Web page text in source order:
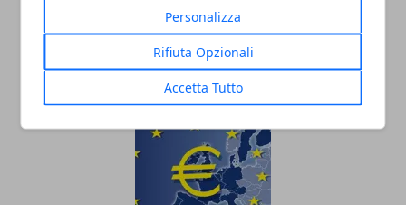
Personalizza
Rifiuta Opzionali
Accetta Tutto
La Smart diventa cinese, addio alla
Germania
30/03/2019